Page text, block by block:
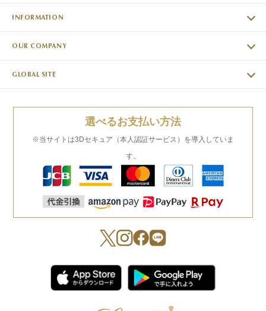
INFORMATION
OUR COMPANY
GLOBAL SITE
選べるお支払い方法
※当サイトは3Dセキュア（本人認証サービス）を導入していま
す。